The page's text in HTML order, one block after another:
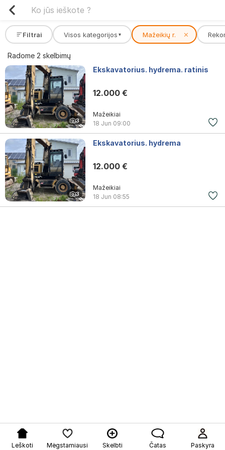
Filtrai Visos kategorijos ▾ Mažeikių r. ✕
Radome 2 skelbimų
3
Ekskavatorius. hydrema. ratinis
12.000 €
Mažeikiai
18 Jun 09:00
3
Ekskavatorius. hydrema
12.000 €
Mažeikiai
18 Jun 08:55
Leškoti Mėgstamiausi Skelbti Čatas Paskyra